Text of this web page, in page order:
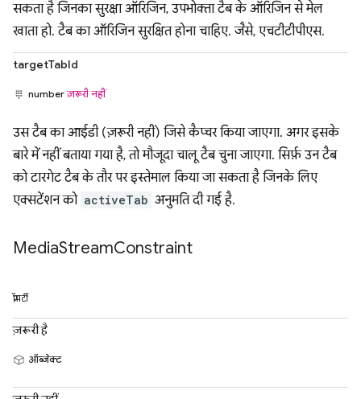
सकता है जिनका सुरक्षा ऑरिजिन, उपभोक्ता टैब के ऑरिजिन से मेल
खाता हो. टैब का ऑरिजिन सुरक्षित होना चाहिए. जैसे, एचटीटीपीएस.
targetTabId
numberज़रूरी नहीं
उस टैब का आईडी (ज़रूरी नहीं) जिसे कैप्चर किया जाएगा. अगर इसके
बारे में नहीं बताया गया है, तो मौजूदा चालू टैब चुना जाएगा. सिर्फ़ उन टैब
को टारगेट टैब के तौर पर इस्तेमाल किया जा सकता है जिनके लिए
एक्सटेंशन को activeTab अनुमति दी गई है.
MediaStreamConstraint
प्रॉपर्टी
ज़रूरी है
ऑब्जेक्ट